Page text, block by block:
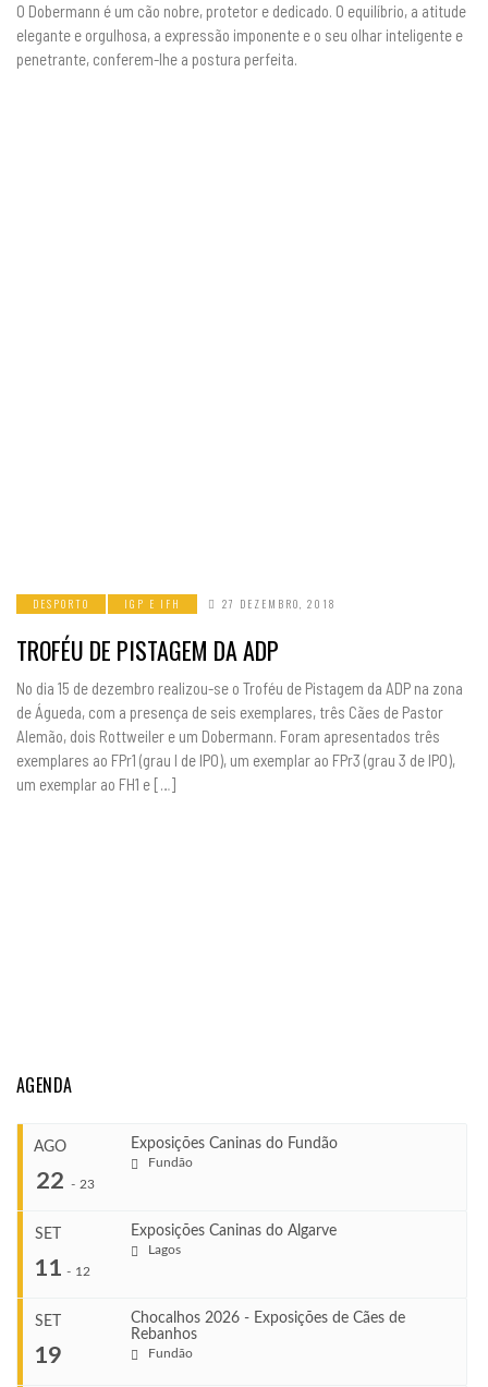
O Dobermann é um cão nobre, protetor e dedicado. O equilíbrio, a atitude
elegante e orgulhosa, a expressão imponente e o seu olhar inteligente e
penetrante, conferem-lhe a postura perfeita.
DESPORTO IGP E IFH 27 DEZEMBRO, 2018
TROFÉU DE PISTAGEM DA ADP
No dia 15 de dezembro realizou-se o Troféu de Pistagem da ADP na zona
de Águeda, com a presença de seis exemplares, três Cães de Pastor
Alemão, dois Rottweiler e um Dobermann. Foram apresentados três
exemplares ao FPr1 (grau I de IPO), um exemplar ao FPr3 (grau 3 de IPO),
um exemplar ao FH1 e […]
AGENDA
AGO
22 - 23
Exposições Caninas do Fundão
Fundão
Ago 22, 2026
SET
11 - 12
Exposições Caninas do Algarve
Lagos
SET
19
Chocalhos 2026 - Exposições de Cães de
Rebanhos
Fundão